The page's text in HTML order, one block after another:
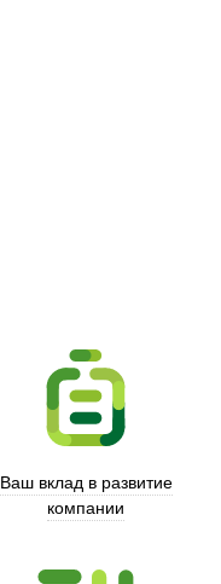
Ваш вклад в развитие
компании